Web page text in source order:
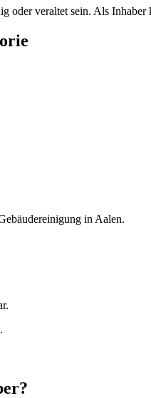
oder veraltet sein. Als
in Aalen.